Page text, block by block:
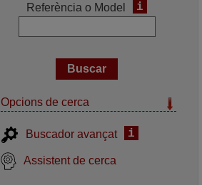
Referència o Model i
Opcions de cerca
Buscador avançat i
Assistent de cerca